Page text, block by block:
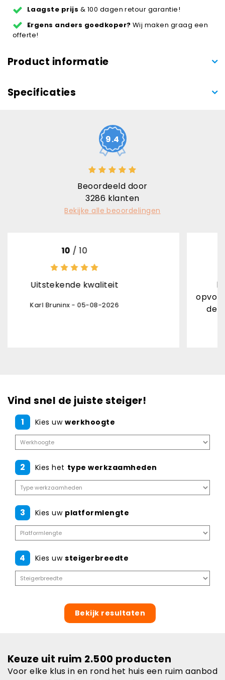
Laagste prijs & 100 dagen retour garantie!
Ergens anders goedkoper? Wij maken graag een
offerte!
Product informatie
Specificaties
9.4
Beoordeeld door
3286 klanten
Bekijke alle beoordelingen
kwaliteit
- 05-08-2026
het product is
opvolging levering
de pakjesdienst
Vind snel de juiste steiger!
1 Kies uw werkhoogte
2 Kies het type werkzaamheden
3 Kies uw platformlengte
4 Kies uw steigerbreedte
Bekijk resultaten
Keuze uit ruim 2.500 producten
Voor elke klus in en rond het huis een ruim aanbod